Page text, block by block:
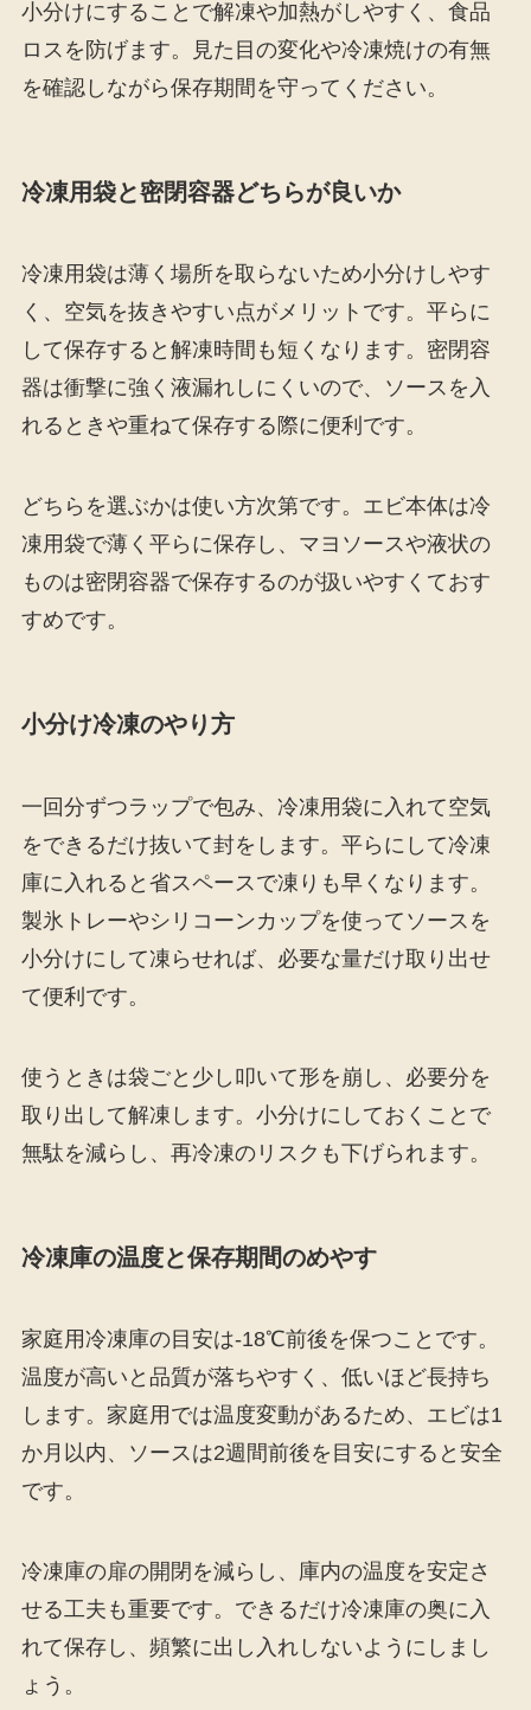
小分けにすることで解凍や加熱がしやすく、食品
ロスを防げます。見た目の変化や冷凍焼けの有無
を確認しながら保存期間を守ってください。
冷凍用袋と密閉容器どちらが良いか
冷凍用袋は薄く場所を取らないため小分けしやす
く、空気を抜きやすい点がメリットです。平らに
して保存すると解凍時間も短くなります。密閉容
器は衝撃に強く液漏れしにくいので、ソースを入
れるときや重ねて保存する際に便利です。
どちらを選ぶかは使い方次第です。エビ本体は冷
凍用袋で薄く平らに保存し、マヨソースや液状の
ものは密閉容器で保存するのが扱いやすくておす
すめです。
小分け冷凍のやり方
一回分ずつラップで包み、冷凍用袋に入れて空気
をできるだけ抜いて封をします。平らにして冷凍
庫に入れると省スペースで凍りも早くなります。
製氷トレーやシリコーンカップを使ってソースを
小分けにして凍らせれば、必要な量だけ取り出せ
て便利です。
使うときは袋ごと少し叩いて形を崩し、必要分を
取り出して解凍します。小分けにしておくことで
無駄を減らし、再冷凍のリスクも下げられます。
冷凍庫の温度と保存期間のめやす
家庭用冷凍庫の目安は-18℃前後を保つことです。
温度が高いと品質が落ちやすく、低いほど長持ち
します。家庭用では温度変動があるため、エビは1
か月以内、ソースは2週間前後を目安にすると安全
です。
冷凍庫の扉の開閉を減らし、庫内の温度を安定さ
せる工夫も重要です。できるだけ冷凍庫の奥に入
れて保存し、頻繁に出し入れしないようにしまし
ょう。